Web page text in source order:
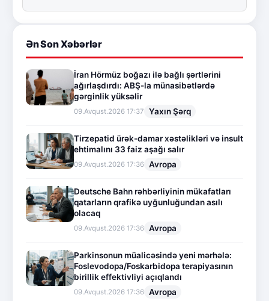
Ən Son Xəbərlər
İran Hörmüz boğazı ilə bağlı şərtlərini
ağırlaşdırdı: ABŞ-la münasibətlərdə
gərginlik yüksəlir
09.Avqust.2026 17:37 Yaxın Şərq
Tirzepatid ürək-damar xəstəlikləri və insult
ehtimalını 33 faiz aşağı salır
09.Avqust.2026 17:36 Avropa
Deutsche Bahn rəhbərliyinin mükafatları
qatarların qrafikə uyğunluğundan asılı
olacaq
09.Avqust.2026 17:36 Avropa
Parkinsonun müalicəsində yeni mərhələ:
Foslevodopa/Foskarbidopa terapiyasının
birillik effektivliyi açıqlandı
09.Avqust.2026 17:36 Avropa